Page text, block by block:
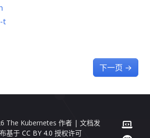
t
下一页 →
The Kubernetes 作者 | 文档发
布基于CC BY 4.0 授权许可